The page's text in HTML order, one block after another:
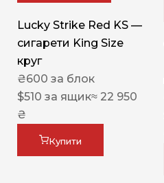
Lucky Strike Red KS —
сигарети King Size
круг
₴600 за блок
$510 за ящик≈ 22 950
₴
Купити